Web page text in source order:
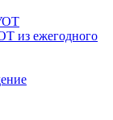
из ежегодного